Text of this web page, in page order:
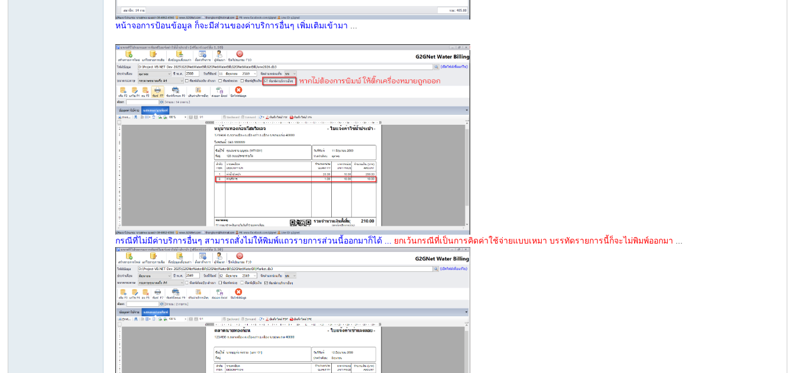
หน้าจอการป้อนข้อมูล ก็จะมีส่วนของค่าบริการอื่นๆ เพิ่มเติมเข้ามา
กรณีที่ไม่มีค่าบริการอื่นๆ สามารถสั่งไม่ให้พิมพ์แถวรายการส่วนนี้ออกมาก็ได้ ... ยกเว้นกรณีที่เป็นการคิดค่าใช้จ่ายแบบเหมา บรรทัดรายการนี้ก็จะไม่พิมพ์ออกมา